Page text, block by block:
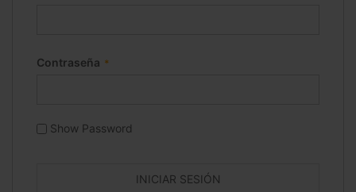
Contraseña
Show Password
INICIAR SESIÓN